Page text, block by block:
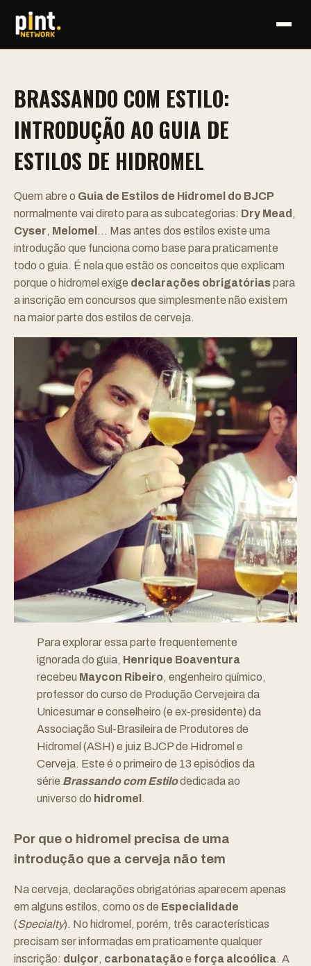
BRASSANDO COM ESTILO:
INTRODUÇÃO AO GUIA DE
ESTILOS DE HIDROMEL
Quem abre o Guia de Estilos de Hidromel do BJCP
normalmente vai direto para as subcategorias: Dry Mead ,
Cyser, Melomel … Mas antes dos estilos existe uma
introdução que funciona como base para praticamente
todo o guia. É nela que estão os conceitos que explicam
porque o hidromel exige declarações obrigatóriaspara
a inscrição em concursos que simplesmente não existem
na maior parte dos estilos de cerveja.
Para explorar essa parte frequentemente
ignorada do guia, Henrique Boaventura
recebeu Maycon Ribeiro, engenheiro químico,
professor do curso de Produção Cervejeira da
Unicesumar e conselheiro (e ex-presidente) da
Associação Sul-Brasileira de Produtores de
Hidromel (ASH) e juiz BJCP de Hidromel e
Cerveja. Este é o primeiro de 13 episódios da
série Brassando com Estilodedicada ao
universo do hidromel .
Por que o hidromel precisa de uma
introdução que a cerveja não tem
Na cerveja, declarações obrigatórias aparecem apenas
em alguns estilos, como os de Especialidade
(Specialty). No hidromel, porém, três características
precisam ser informadas em praticamente qualquer
inscrição: dulçor, carbonataçãoe força alcoólica. A